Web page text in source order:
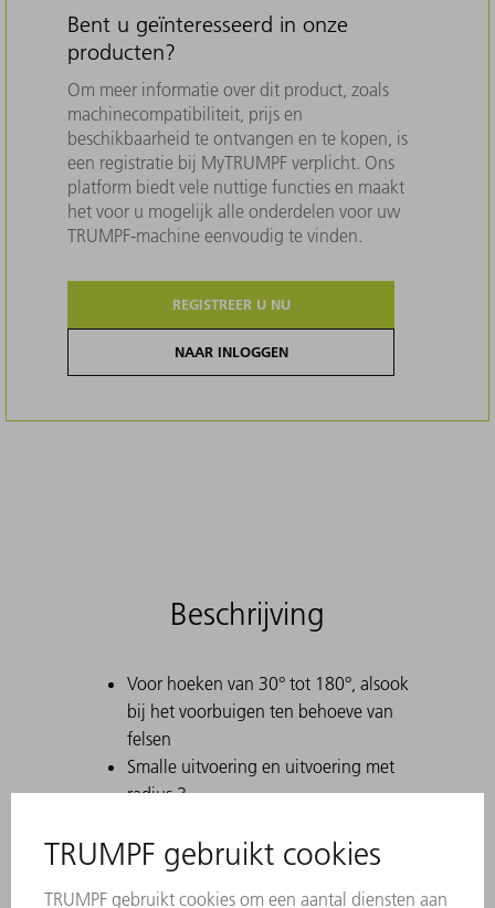
Bent u geïnteresseerd in onze
producten?
Om meer informatie over dit product, zoals
machinecompatibiliteit, prijs en
beschikbaarheid te ontvangen en te kopen, is
een registratie bij MyTRUMPF verplicht. Ons
platform biedt vele nuttige functies en maakt
het voor u mogelijk alle onderdelen voor uw
TRUMPF-machine eenvoudig te vinden.
REGISTREER U NU
NAAR INLOGGEN
Beschrijving
Voor hoeken van 30° tot 180°, alsook
bij het voorbuigen ten behoeve van
felsen
Smalle uitvoering en uitvoering met
radius 3
Bij het maken van scherpe buigingen met
30°-matrijzen kan het voorkomen dat de
gebogen plaat in de matrijs komt vast te